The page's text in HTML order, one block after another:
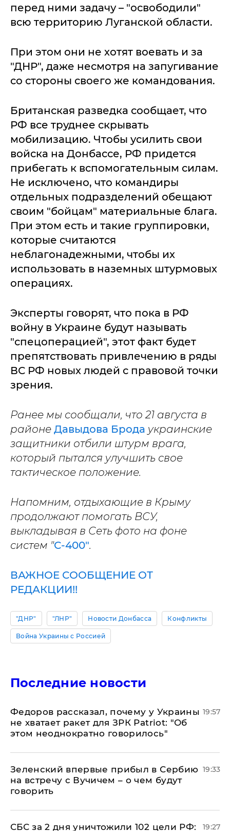
перед ними задачу – "освободили"
всю территорию Луганской области.
При этом они не хотят воевать и за
"ДНР", даже несмотря на запугивание
со стороны своего же командования.
Британская разведка сообщает, что
РФ все труднее скрывать
мобилизацию. Чтобы усилить свои
войска на Донбассе, РФ придется
прибегать к вспомогательным силам.
Не исключено, что командиры
отдельных подразделений обещают
своим "бойцам" материальные блага.
При этом есть и такие группировки,
которые считаются
неблагонадежными, чтобы их
использовать в наземных штурмовых
операциях.
Эксперты говорят, что пока в РФ
войну в Украине будут называть
"спецоперацией", этот факт будет
препятствовать привлечению в ряды
ВС РФ новых людей с правовой точки
зрения.
Ранее мы сообщали, что 21 августа в
районе Давыдова Брода украинские
защитники отбили штурм врага,
который пытался улучшить свое
тактическое положение.
Напомним, отдыхающие в Крыму
продолжают помогать ВСУ,
выкладывая в Сеть фото на фоне
систем "С-400".
ВАЖНОЕ СООБЩЕНИЕ ОТ
РЕДАКЦИИ!!
"ДНР" "ЛНР" Новости Донбасса Конфликты
Война Украины с Россией
Последние новости
Федоров рассказал, почему у Украины
не хватает ракет для ЗРК Patriot: "Об
этом неоднократно говорилось"
19:57
Зеленский впервые прибыл в Сербию
на встречу с Вучичем – о чем будут
говорить
19:33
СБС за 2 дня уничтожили 102 цели РФ: 19:27